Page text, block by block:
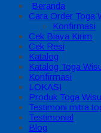
Beranda
Cara Order Toga
Konfirmasi
Cek Biaya Kirim
Cek Resi
Katalog
Katalog Toga
Konfirmasi
LOKASI
Produk Toga
Testimoni mitra
Testimonial
Blog